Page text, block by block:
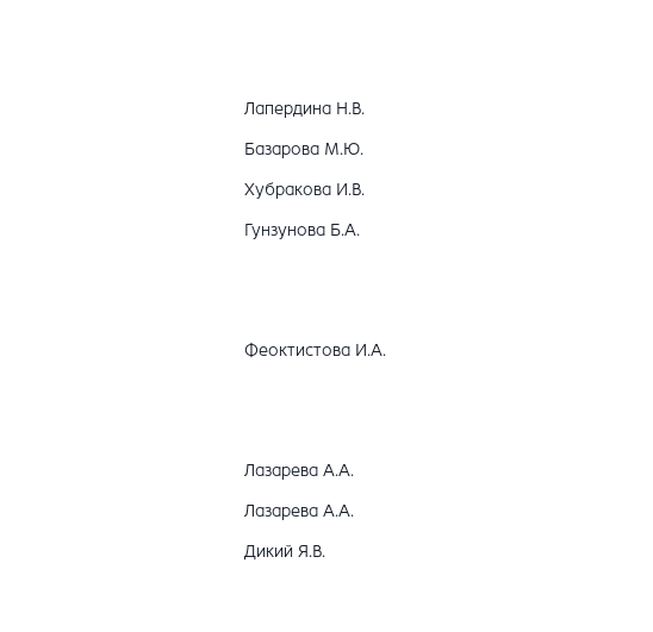
Лапердина Н.В.
Базарова М.Ю.
Хубракова И.В.
Гунзунова Б.А.
Феоктистова И.А.
Лазарева А.А.
Лазарева А.А.
Дикий Я.В.